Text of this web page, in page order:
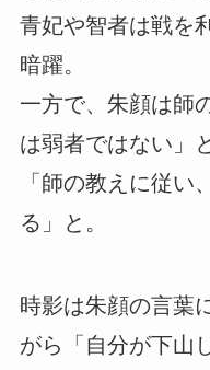
青妃や智者は戦を
暗躍。
一方で、朱顔は師
は弱者ではない」
「師の教えに従い
る」と。
時影は朱顔の言葉
がら「自分が下山